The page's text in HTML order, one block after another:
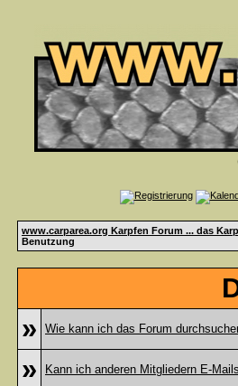
www.carparea.org Karpfen Forum ... das
Benutzung
»
Wie kann ich das Forum
» Kann ich anderen Mitgliedern E-